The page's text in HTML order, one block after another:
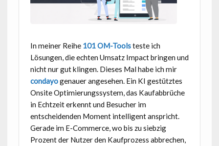
In meiner Reihe 101 OM-Toolsteste ich
Lösungen, die echten Umsatz Impact bringen und
nicht nur gut klingen. Dieses Mal habe ich mir
condayogenauer angesehen. Ein KI gestütztes
Onsite Optimierungssystem, das Kaufabbrüche
in Echtzeit erkennt und Besucher im
entscheidenden Moment intelligent anspricht.
Gerade im E-Commerce, wo bis zu siebzig
Prozent der Nutzer den Kaufprozess abbrechen,